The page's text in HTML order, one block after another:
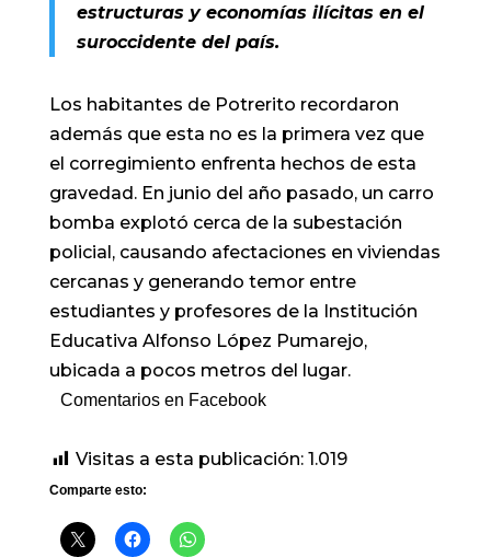
estructuras y economías ilícitas en el
suroccidente del país.
Los habitantes de Potrerito recordaron
además que esta no es la primera vez que
el corregimiento enfrenta hechos de esta
gravedad. En junio del año pasado, un carro
bomba explotó cerca de la subestación
policial, causando afectaciones en viviendas
cercanas y generando temor entre
estudiantes y profesores de la Institución
Educativa Alfonso López Pumarejo,
ubicada a pocos metros del lugar.
Comentarios en Facebook
Visitas a esta publicación: 1.019
Comparte esto: